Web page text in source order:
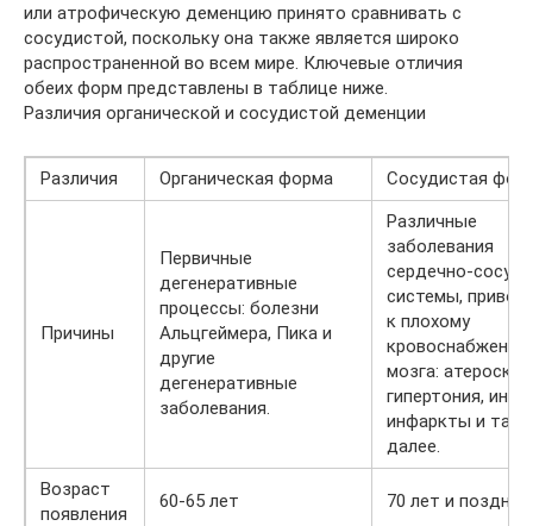
или атрофическую деменцию принято сравнивать с
сосудистой, поскольку она также является широко
распространенной во всем мире. Ключевые отличия
обеих форм представлены в таблице ниже.
Различия органической и сосудистой деменции
Различия Органическая форма Сосудистая
Причины
Первичные
дегенеративные
процессы: болезни
Альцгеймера, Пика и
другие
дегенеративные
заболевания.
Различные
заболевания
сердечно-
системы,
к плохому
кровоснабжению
мозга:
гипертония,
инфаркты и так
далее.
Возраст
появления
60-65 лет 70 лет и позднее